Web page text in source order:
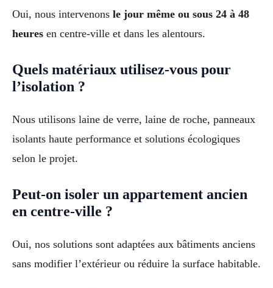
Oui, nous intervenons le jour même ou sous 24 à 48
heures en centre-ville et dans les alentours.
Quels matériaux utilisez-vous pour
l’isolation ?
Nous utilisons laine de verre, laine de roche, panneaux
isolants haute performance et solutions écologiques
selon le projet.
Peut-on isoler un appartement ancien
en centre-ville ?
Oui, nos solutions sont adaptées aux bâtiments anciens
sans modifier l’extérieur ou réduire la surface habitable.